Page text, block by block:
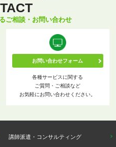
ご相談・お問い合わせ
お問い合わせフォーム
各種サービスに関する
ご質問・ご相談など
お気軽にお問い合わせください。
講師派遣・コンサルティング